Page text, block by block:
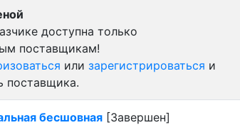
доступна только
поставщикам!
или зарегистрироваться и
поставщика.
бесшовная [Завершен]